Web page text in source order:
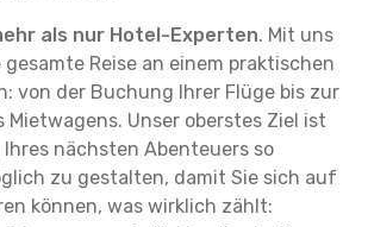
als nur Hotel-Experten. Mit uns
gesamte Reise an einem praktischen
von der Buchung Ihrer Flüge bis zur
Mietwagens. Unser oberstes Ziel ist
Ihres nächsten Abenteuers so
zu gestalten, damit Sie sich auf
können, was wirklich zählt: